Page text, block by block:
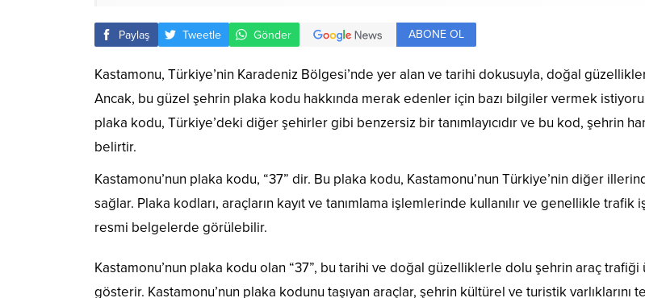
Paylaş Tweetle Gönder ABONE OL
Kastamonu, Türkiye’nin Karadeniz Bölgesi’nde yer alan ve tarihi dokusuyla, doğal
Ancak, bu güzel şehrin plaka kodu hakkında merak edenler için bazı bilgiler vermek
plaka kodu, Türkiye’deki diğer şehirler gibi benzersiz bir tanımlayıcıdır ve bu kod, şehrin
belirtir.
Kastamonu’nun plaka kodu, “37” dir. Bu plaka kodu, Kastamonu’nun Türkiye’nin diğer
sağlar. Plaka kodları, araçların kayıt ve tanımlama işlemlerinde kullanılır ve genellikle trafik
resmi belgelerde görülebilir.
Kastamonu’nun plaka kodu olan “37”, bu tarihi ve doğal güzelliklerle dolu şehrin araç
gösterir. Kastamonu’nun plaka kodunu taşıyan araçlar, şehrin kültürel ve turistik varlıklarını